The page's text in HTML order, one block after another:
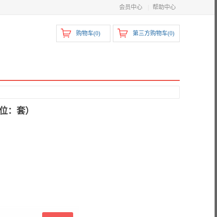
会员中心 帮助中心
第三方购物车(0)
购物车(0)
：套）